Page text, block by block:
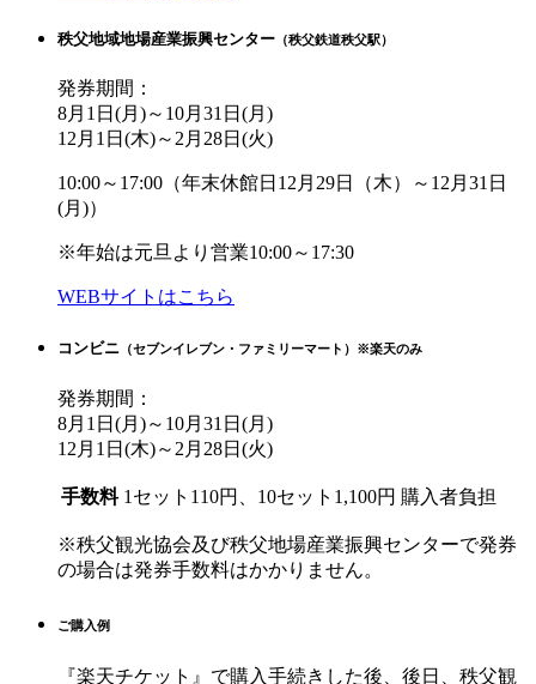
秩父地域地場産業振興センター （秩父鉄道秩父駅）
発券期間：
8月1日(月)～10月31日(月)
12月1日(木)～2月28日(火)
10:00～17:00 （年末休館日12月29日（木）～12月31日
(月)）
※年始は元旦より営業10:00～17:30
WEBサイトはこちら
コンビニ （セブンイレブン・ファミリーマート）※楽天のみ
発券期間：
8月1日(月)～10月31日(月)
12月1日(木)～2月28日(火)
手数料 1セット110円、10セット1,100円 購入者負担
※秩父観光協会及び秩父地場産業振興センターで発券
の場合は発券手数料はかかりません。
ご購入例
『楽天チケット』で購入手続きした後、後日、秩父観